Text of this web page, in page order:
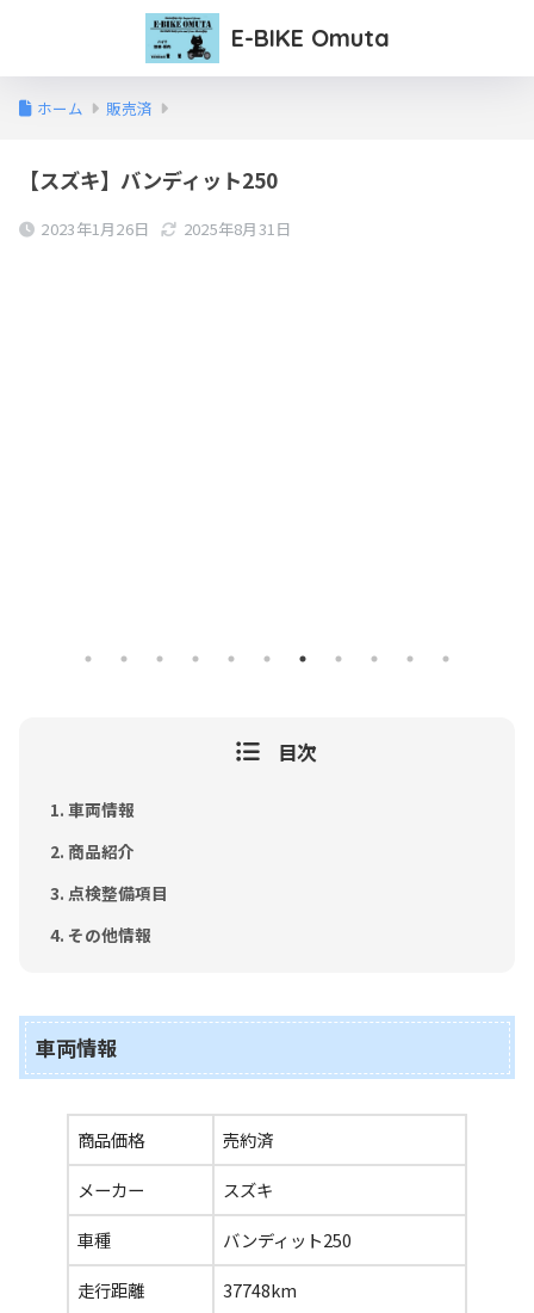
E-BIKE Omuta
ホーム 販売済
【スズキ】バンディット250
2023年1月26日 2025年8月31日
目次
車両情報
商品紹介
点検整備項目
その他情報
車両情報
商品価格
売約済
メーカー
スズキ
車種
バンディット250
走行距離
37748km